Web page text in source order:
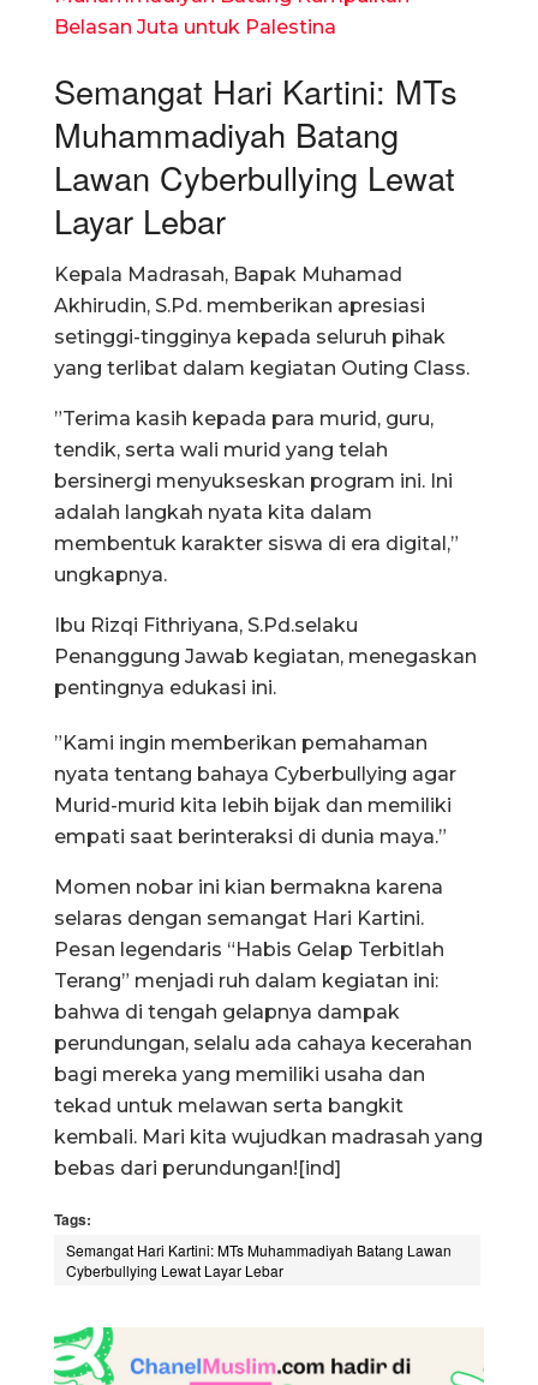
Belasan Juta untuk Palestina
Semangat Hari Kartini: MTs
Muhammadiyah Batang
Lawan Cyberbullying Lewat
Layar Lebar
​Kepala Madrasah, Bapak Muhamad
Akhirudin, S.Pd. memberikan apresiasi
setinggi-tingginya kepada seluruh pihak
yang terlibat dalam kegiatan Outing Class.
​”Terima kasih kepada para murid, guru,
tendik, serta wali murid yang telah
bersinergi menyukseskan program ini. Ini
adalah langkah nyata kita dalam
membentuk karakter siswa di era digital,”
ungkapnya.
​Ibu Rizqi Fithriyana, S.Pd.selaku
Penanggung Jawab kegiatan, menegaskan
pentingnya edukasi ini.
​”Kami ingin memberikan pemahaman
nyata tentang bahaya Cyberbullying agar
Murid-murid kita lebih bijak dan memiliki
empati saat berinteraksi di dunia maya.”
​Momen nobar ini kian bermakna karena
selaras dengan semangat Hari Kartini.
Pesan legendaris “Habis Gelap Terbitlah
Terang” menjadi ruh dalam kegiatan ini:
bahwa di tengah gelapnya dampak
perundungan, selalu ada cahaya kecerahan
bagi mereka yang memiliki usaha dan
tekad untuk melawan serta bangkit
kembali. ​Mari kita wujudkan madrasah yang
bebas dari perundungan![ind]
Tags:
Semangat Hari Kartini: MTs Muhammadiyah Batang Lawan
Cyberbullying Lewat Layar Lebar